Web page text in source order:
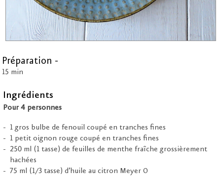
Préparation -
15 min
Ingrédients
Pour 4 personnes
1 gros bulbe de fenouil coupé en tranches fines
1 petit oignon rouge coupé en tranches fines
250 ml (1 tasse) de feuilles de menthe fraîche grossièrement
hachées
75 ml (1/3 tasse) d’huile au citron Meyer O